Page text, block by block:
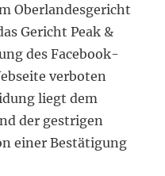
Oberlandesgericht
Gericht Peak &
des Facebook-
verboten
liegt dem
der gestrigen
einer Bestätigung